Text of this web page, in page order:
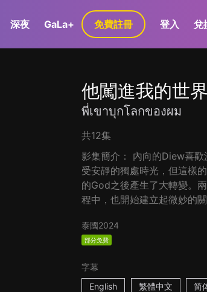
深夜 GaLa+ 免費註冊 登入 兌
他闖進我的世界
พี่เขาบุกโลกของผม
共12集
影集簡介： 內向的Diew喜
受安靜的獨處時光，但這樣
的God之後產生了大轉變。
程中，也開始建立起微妙的
泰國2024
部分免費
字幕
English
繁體中文 简